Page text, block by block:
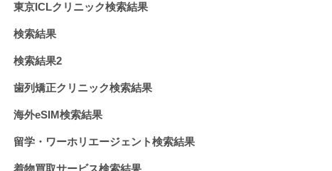
東京ICLクリニック検索結果
検索結果
検索結果2
歯列矯正クリニック検索結果
海外eSIM検索結果
留学・ワーホリエージェント検索結果